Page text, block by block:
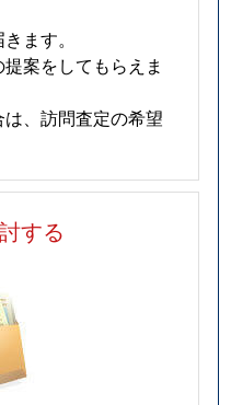
ます。
案をしてもらえま
、訪問査定の希望
する